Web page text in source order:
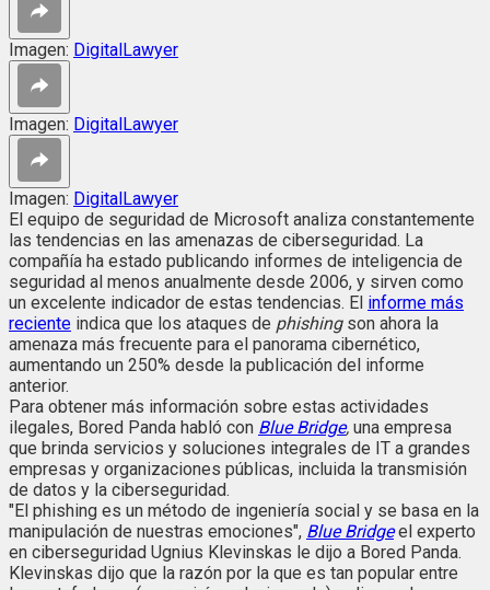
Imagen: DigitalLawyer
Imagen: DigitalLawyer
Imagen: DigitalLawyer
El equipo de seguridad de Microsoft analiza constantemente
las tendencias en las amenazas de ciberseguridad. La
compañía ha estado publicando informes de inteligencia de
seguridad al menos anualmente desde 2006, y sirven como
un excelente indicador de estas tendencias. El informe más
reciente indica que los ataques de phishingson ahora la
amenaza más frecuente para el panorama cibernético,
aumentando un 250% desde la publicación del informe
anterior.
Para obtener más información sobre estas actividades
ilegales, Bored Panda habló con Blue Bridge, una empresa
que brinda servicios y soluciones integrales de IT a grandes
empresas y organizaciones públicas, incluida la transmisión
de datos y la ciberseguridad.
"El phishing es un método de ingeniería social y se basa en la
manipulación de nuestras emociones", Blue Bridgeel experto
en ciberseguridad Ugnius Klevinskas le dijo a Bored Panda.
Klevinskas dijo que la razón por la que es tan popular entre